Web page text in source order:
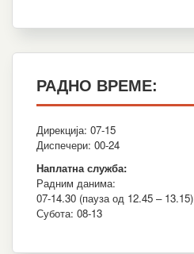
РАДНО ВРЕМЕ:
Дирекција: 07-15
Диспечери: 00-24
Наплатна служба:
Радним данима:
07-14.30 (пауза од 12.45 – 13.15)
Субота: 08-13